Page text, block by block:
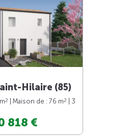
Hilaire (85)
2 | Maison de : 76 m2
| 3
818 €